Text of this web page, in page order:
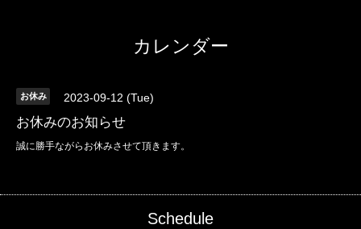
カレンダー
お休み 2023-09-12 (Tue)
お休みのお知らせ
誠に勝手ながらお休みさせて頂きます。
Schedule